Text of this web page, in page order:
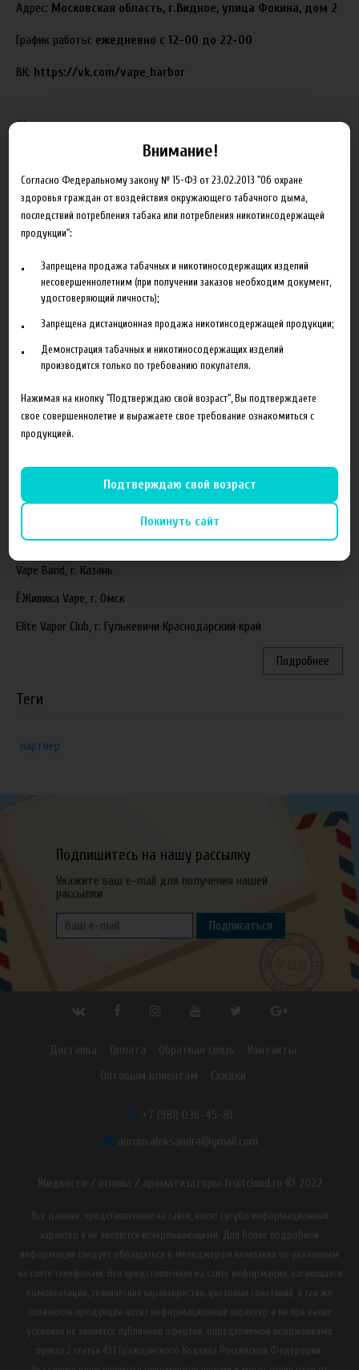
Адрес: Московская область, г.Видное, улица Фокина, дом 2
График работы: ежедневно с 12-00 до 22-00
ВК: https://vk.com/vape_harbor
Блог
Новинка HeroesFarm
Новая линейка жидкостей Time Travel Machine
Поступление ароматизаторов XianTaima
Новинка. Новые наборы в линейке Heroes Farm.
Партнеры
"ZEUS", г. Санкт-Петербург
VapeReserve, г. Ульяновск
Vape Band, г. Казань
ЁЖивика Vape, г. Омск
Elite Vapor Club, г. Гулькевичи Краснодарский край
Подробнее
Теги
партнер
Подпишитесь на нашу рассылку
Укажите ваш e-mail для получения нашей
рассылки
Подписаться
Доставка Оплата Обратная связь
Контакты
Оптовым клиентам
Скидки
+7 (981) 036-45-81
aurum.aleksandra@gmail.com
Жидкости / основа / ароматизаторы fruitcloud.ru © 2022
Все данные, представленные на сайте, носят сугубо информационный
характер и не являются исчерпывающими. Для более подробной
информации следует обращаться к менеджерам компании по указанным
на сайте телефонам. Вся представленная на сайте информация, касающаяся
комплектации, технических характеристик, цветовых сочетаний, а так же
стоимости продукции носит информационный характер и ни при каких
условиях не является публичной офертой, определяемой положениями
пункта 2 статьи 437 Гражданского Кодекса Российской Федерации.
Внимание!
Согласно Федеральному закону № 15-ФЗ от 23.02.2013 "Об охране
здоровья граждан от воздействия окружающего табачного дыма,
последствий потребления табака или потребления никотинсодержащей
продукции":
Запрещена продажа табачных и никотиносодержащих изделий
несовершеннолетним (при получении заказов необходим документ,
удостоверяющий личность);
Запрещена дистанционная продажа никотинсодержащей продукции;
Демонстрация табачных и никотиносодержащих изделий
производится только по требованию покупателя.
Нажимая на кнопку "Подтверждаю свой возраст", Вы подтверждаете
свое совершеннолетие и выражаете свое требование ознакомиться с
продукцией.
Подтверждаю свой возраст
Покинуть сайт